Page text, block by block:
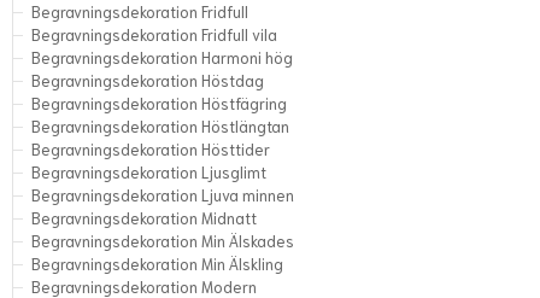
Begravningsdekoration Fridfull
Begravningsdekoration Fridfull vila
Begravningsdekoration Harmoni hög
Begravningsdekoration Höstdag
Begravningsdekoration Höstfägring
Begravningsdekoration Höstlängtan
Begravningsdekoration Hösttider
Begravningsdekoration Ljusglimt
Begravningsdekoration Ljuva minnen
Begravningsdekoration Midnatt
Begravningsdekoration Min Älskades
Begravningsdekoration Min Älskling
Begravningsdekoration Modern